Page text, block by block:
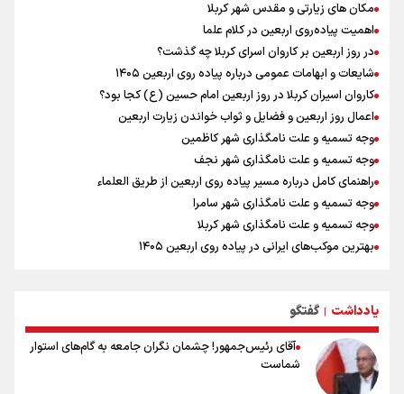
دانیال شه‌بخش: اردوی ازبکستان کیفیت فنی تیم ملی را بالا برد/ برای
مدال ناگویا باید قهرمانان جهان و المپیک را شکست دهیم
اردوی تیم ملی تکواندو
توافق دنیامالی و همتای آذربایجانی برای گسترش همکاری‌های ورزش و
جوانان ایران و جمهوری آذربایجان/ امضای سند همکاری سه‌ساله فصل
تازه‌ای در روابط ورزشی دو کشور
مکان های زیارتی و مقدس شهر کربلا
اهمیت پیاده‌روی اربعین در کلام علما
در روز اربعین بر کاروان اسرای کربلا چه گذشت؟
شایعات و ابهامات عمومی درباره پیاده روی اربعین ۱۴۰۵
کاروان اسیران کربلا در روز اربعین امام حسین (ع) کجا بود؟
اعمال روز اربعین و فضایل و ثواب خواندن زیارت اربعین
وجه تسمیه و علت نامگذاری شهر کاظمین
وجه تسمیه و علت نامگذاری شهر نجف
راهنمای کامل درباره مسیر پیاده روی اربعین از طریق العلماء
وجه تسمیه و علت نامگذاری شهر سامرا
وجه تسمیه و علت نامگذاری شهر کربلا
بهترین موکب‌های ایرانی در پیاده روی اربعین ۱۴۰۵
۲۰ نکته دوستانه درباره پیاده روی اربعین و عراقی ها
یادداشت | گفتگو
آقای رئیس‌جمهور! چشمان نگران جامعه به گام‌های استوار
شماست